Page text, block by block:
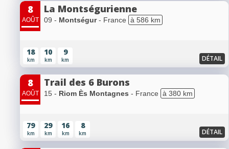
8
AOÛT
La Montségurienne
09 - Montségur- France à 586 km
18
km
10
km
9
km DÉTAIL
8
AOÛT
Trail des 6 Burons
15 - Riom Ès Montagnes - France à 380 km
79
km
29
km
16
km
8
km DÉTAIL